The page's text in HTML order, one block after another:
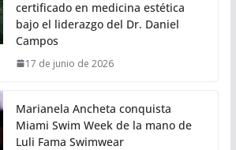
certificado en medicina estética
bajo el liderazgo del Dr. Daniel
Campos
17 de junio de 2026
Marianela Ancheta conquista
Miami Swim Week de la mano de
Luli Fama Swimwear